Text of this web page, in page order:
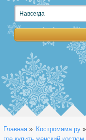
Главная » Костромама.ру»